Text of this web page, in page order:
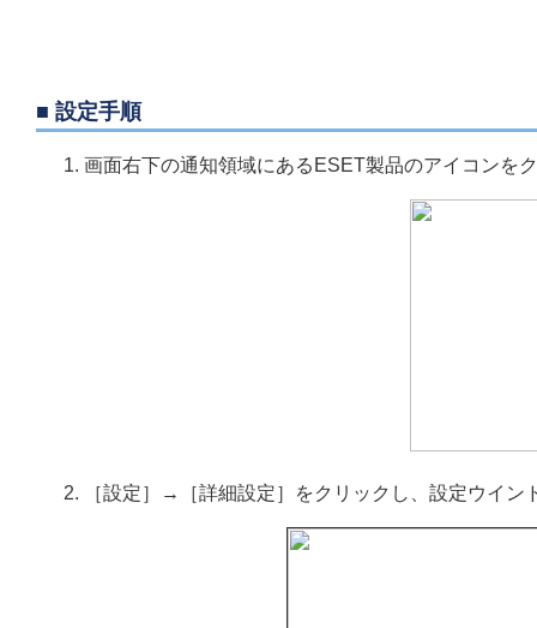
■ 設定手順
画面右下の通知領域にあるESET製品のアイコンを
［設定］→［詳細設定］をクリックし、設定ウイン